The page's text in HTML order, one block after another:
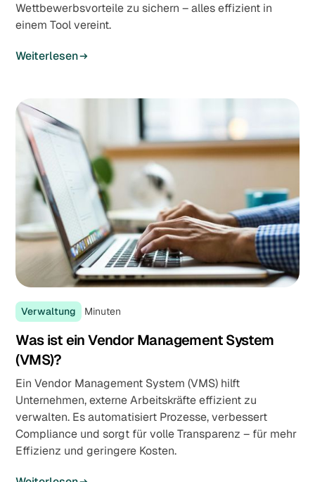
Wettbewerbsvorteile zu sichern – alles effizient in
einem Tool vereint.
Weiterlesen
Verwaltung Minuten
Was ist ein Vendor Management System
(VMS)?
Ein Vendor Management System (VMS) hilft
Unternehmen, externe Arbeitskräfte effizient zu
verwalten. Es automatisiert Prozesse, verbessert
Compliance und sorgt für volle Transparenz – für mehr
Effizienz und geringere Kosten.